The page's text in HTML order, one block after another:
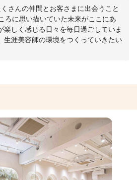
さんの仲間とお客さまに出会うこと
ろに思い描いていた未来がここにあ
楽しく感じる日々を毎日過ごしていま
生涯美容師の環境をつくっていきたい